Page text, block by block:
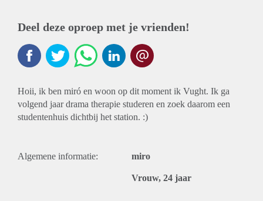
Deel deze oproep met je vrienden!
Hoii, ik ben miró en woon op dit moment ik Vught. Ik ga
volgend jaar drama therapie studeren en zoek daarom een
studentenhuis dichtbij het station. :)
Algemene informatie: miro
Vrouw, 24 jaar